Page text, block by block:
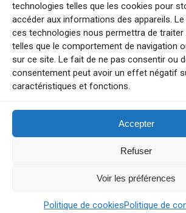
technologies telles que les cookies pour
accéder aux informations des appareils.
ces technologies nous permettra de traiter
telles que le comportement de navigation
sur ce site. Le fait de ne pas consentir ou
consentement peut avoir un effet négatif
caractéristiques et fonctions.
Accepter
Refuser
Voir les préférences
Politique de cookiesPolitique de
Qui sommes-nous ?
BFM Top Sorties
EVENT
Tourisme week-end : envie de vous évader le
Explorez nos bonnes adresses
Contact